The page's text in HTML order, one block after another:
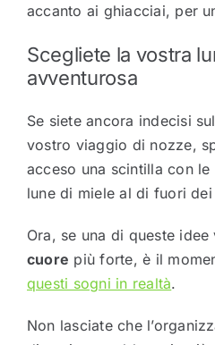
accanto ai ghiacciai, per
Scegliete la vostra
avventurosa
Se siete ancora indecisi
vostro viaggio di nozze,
acceso una scintilla con
lune di miele al di fuori
Ora, se una di queste
cuore più forte, è il
questi sogni in realtà.
Non lasciate che